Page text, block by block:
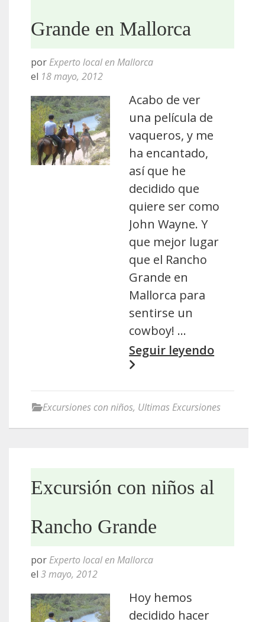
Grande en Mallorca
por Experto local en Mallorca
el 18 mayo, 2012
Acabo de ver
una película de
vaqueros, y me
ha encantado,
así que he
decidido que
quiere ser como
John Wayne. Y
que mejor lugar
que el Rancho
Grande en
Mallorca para
sentirse un
cowboy! …
Seguir leyendo
Excursiones con niños, Ultimas Excursiones
Excursión con niños al
Rancho Grande
por Experto local en Mallorca
el 3 mayo, 2012
Hoy hemos
decidido hacer